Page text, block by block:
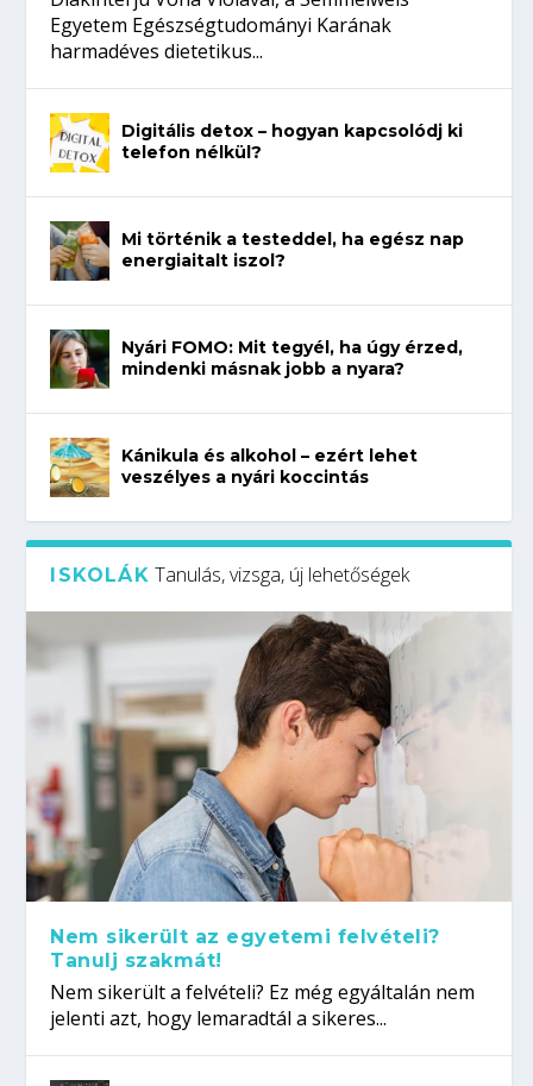
Egyetem Egészségtudományi Karának
harmadéves dietetikus...
Digitális detox – hogyan kapcsolódj ki
telefon nélkül?
Mi történik a testeddel, ha egész nap
energiaitalt iszol?
Nyári FOMO: Mit tegyél, ha úgy érzed,
mindenki másnak jobb a nyara?
Kánikula és alkohol – ezért lehet
veszélyes a nyári koccintás
ISKOLÁK Tanulás, vizsga, új lehetőségek
Nem sikerült az egyetemi felvételi?
Tanulj szakmát!
Nem sikerült a felvételi? Ez még egyáltalán nem
jelenti azt, hogy lemaradtál a sikeres...